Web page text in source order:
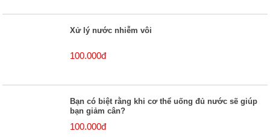
Xử lý nước nhiễm vôi
100.000đ
Bạn có biệt rằng khi cơ thể uống đủ nước sẽ giúp
bạn giảm cân?
100.000đ